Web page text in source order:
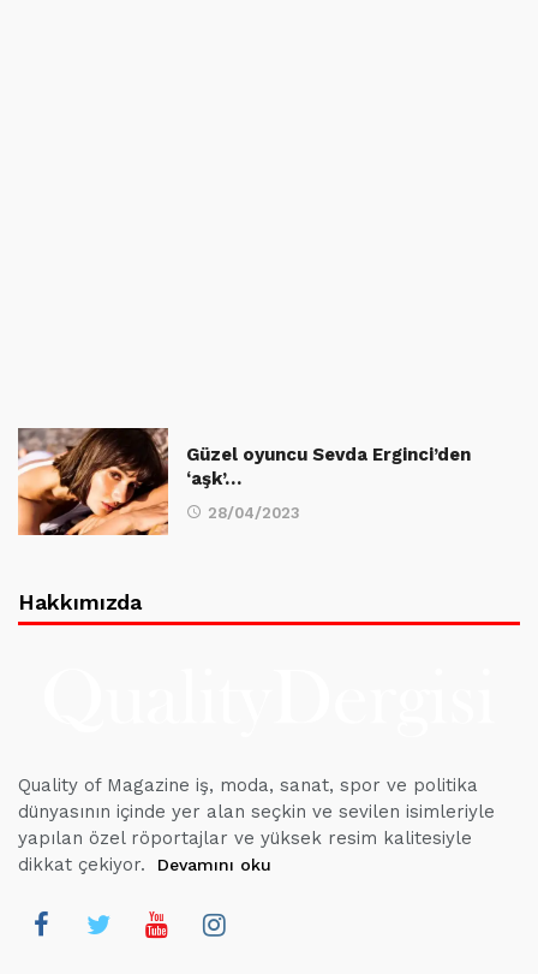
Güzel oyuncu Sevda Erginci’den
‘aşk’…
28/04/2023
Hakkımızda
Quality of Magazine iş, moda, sanat, spor ve politika
dünyasının içinde yer alan seçkin ve sevilen isimleriyle
yapılan özel röportajlar ve yüksek resim kalitesiyle
dikkat çekiyor.
Devamını oku